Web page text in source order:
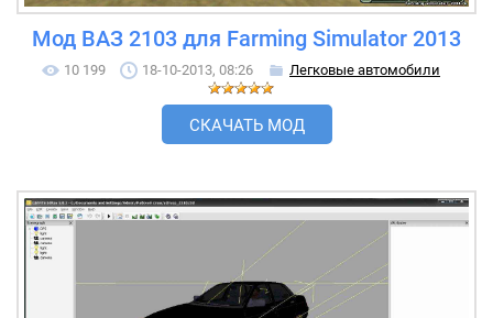
Мод ВАЗ 2103 для Farming Simulator 2013
10 199 18-10-2013, 08:26 Легковые автомобили
СКАЧАТЬ МОД